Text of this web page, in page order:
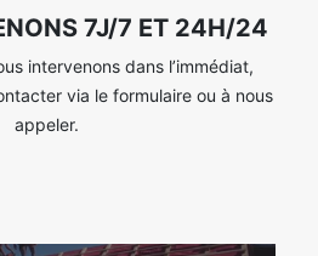
7J/7 ET 24H/24
intervenons dans l’immédiat,
via le formulaire ou à nous
appeler.